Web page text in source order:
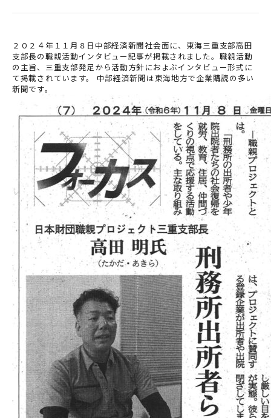
２０２４年１１月８日中部経済新聞社会面に、東海三重支部高田
支部長の職親活動インタビュー記事が掲載されました。職親活動
の主旨、三重支部発足から活動方針におよぶインタビュー形式に
て掲載されています。 中部経済新聞は東海地方で企業購読の多い
新聞です。